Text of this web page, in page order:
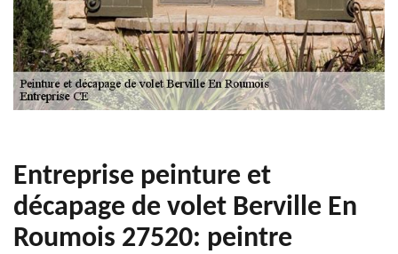
Entreprise peinture et
décapage de volet Berville En
Roumois 27520: peintre